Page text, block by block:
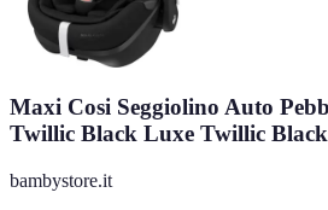
Maxi Cosi Seggiolino Auto
Twillic Black Luxe Twillic Black
bambystore.it